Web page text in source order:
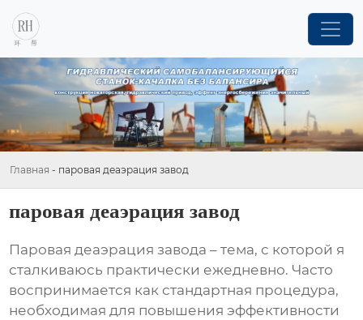
Главная - паровая деаэрация завод
паровая деаэрация завод
Паровая деаэрация завода – тема, с которой я
сталкиваюсь практически ежедневно. Часто
воспринимается как стандартная процедура,
необходимая для повышения эффективности